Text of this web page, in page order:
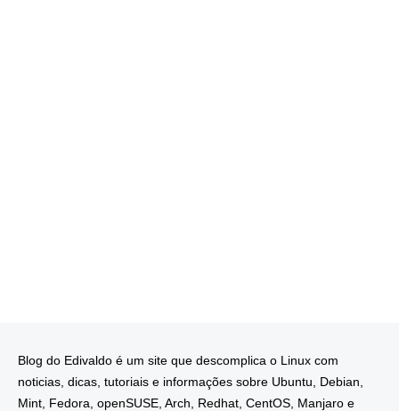
Blog do Edivaldo é um site que descomplica o Linux com
noticias, dicas, tutoriais e informações sobre Ubuntu, Debian,
Mint, Fedora, openSUSE, Arch, Redhat, CentOS, Manjaro e